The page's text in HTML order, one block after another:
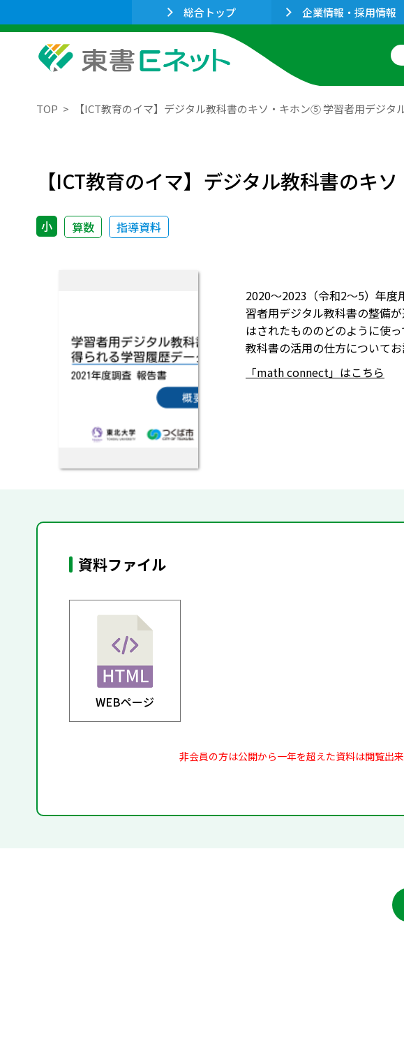
総合トップ 企業情報・採用情報
TOP 【ICT教育のイマ】デジタル教科書のキソ・キホン⑤ 学習者用デジタ
【ICT教育のイマ】デジタル教科書のキ
小 算数 指導資料
2020～2023（令和2～5）年
習者用デジタル教科書の整備
はされたもののどのように使
教科書の活用の仕方について
「math connect」はこちら
資料ファイル
WEBページ
非会員の方は公開から一年を超えた資料は閲覧出来